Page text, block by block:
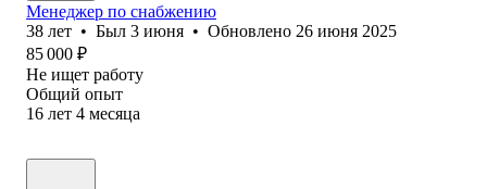
Менеджер по снабжению
38 лет • Был 3 июня • Обновлено 26 июня 2025
85 000 ₽
Не ищет работу
Общий опыт
16 лет 4 месяца